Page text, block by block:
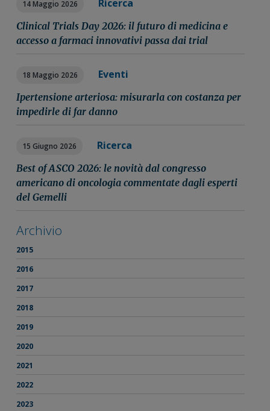
14 Maggio 2026 Ricerca
Clinical Trials Day 2026: il futuro di medicina e
accesso a farmaci innovativi passa dai trial
18 Maggio 2026 Eventi
Ipertensione arteriosa: misurarla con costanza per
impedirle di far danno
15 Giugno 2026 Ricerca
Best of ASCO 2026: le novità dal congresso
americano di oncologia commentate dagli esperti
del Gemelli
Archivio
2015
2016
2017
2018
2019
2020
2021
2022
2023